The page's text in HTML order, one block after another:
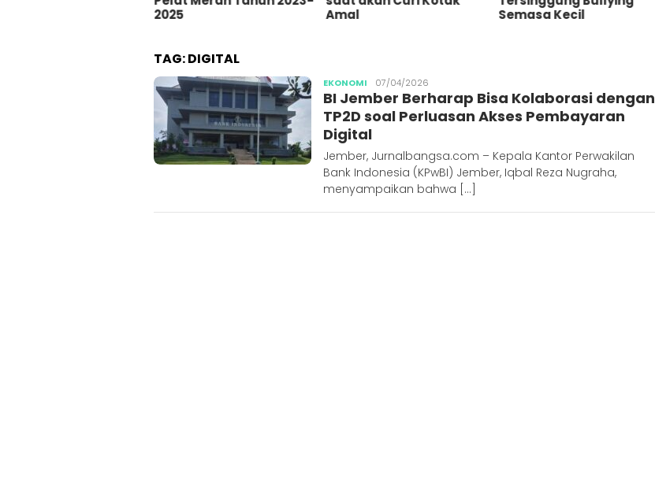
2025
Amal
Semasa Kecil
TAG:DIGITAL
EKONOMI Publisher
07/04/2026
BI Jember Berharap Bisa Kolaborasi dengan
TP2D soal Perluasan Akses Pembayaran
Digital
Jember, Jurnalbangsa.com – Kepala Kantor Perwakilan
Bank Indonesia (KPwBI) Jember, Iqbal Reza Nugraha,
menyampaikan bahwa […]